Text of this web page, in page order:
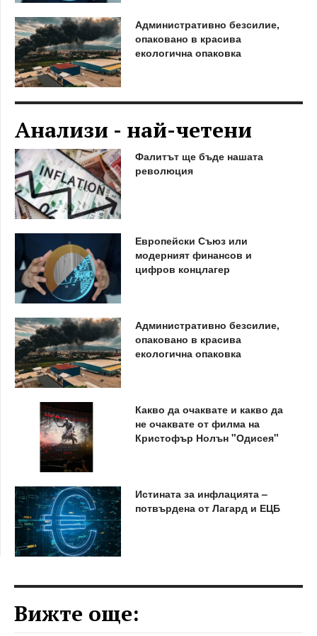
Административно безсилие,
опаковано в красива
екологична опаковка
Анализи - най-четени
Фалитът ще бъде нашата
революция
Европейски Съюз или
модерният финансов и
цифров концлагер
Административно безсилие,
опаковано в красива
екологична опаковка
Какво да очаквате и какво да
не очаквате от филма на
Кристофър Нолън "Одисея"
Истината за инфлацията –
потвърдена от Лагард и ЕЦБ
Вижте още: